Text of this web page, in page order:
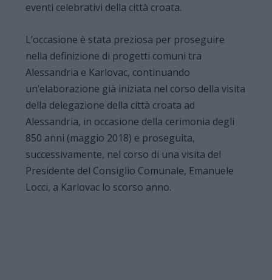
eventi celebrativi della città croata.
L’occasione è stata preziosa per proseguire
nella definizione di progetti comuni tra
Alessandria e Karlovac, continuando
un’elaborazione già iniziata nel corso della visita
della delegazione della città croata ad
Alessandria, in occasione della cerimonia degli
850 anni (maggio 2018) e proseguita,
successivamente, nel corso di una visita del
Presidente del Consiglio Comunale, Emanuele
Locci, a Karlovac lo scorso anno.